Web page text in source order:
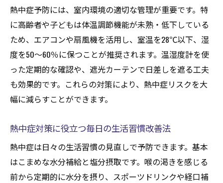
熱中症予防には、室内環境の適切な管理が重要です。特
に高齢者や子どもは体温調節機能が未熟・低下している
ため、エアコンや扇風機を活用し、室温を28℃以下、湿
度を50～60％に保つことが推奨されます。温湿度計を使
った定期的な確認や、遮光カーテンで日差しを遮る工夫
も効果的です。これらの対策により、熱中症リスクを大
幅に減らすことができます。
熱中症対策に役立つ毎日の生活習慣改善法
熱中症は日々の生活習慣の見直しで予防できます。基本
はこまめな水分補給と塩分摂取です。喉の渇きを感じる
前から定期的に水分を摂り、スポーツドリンクや経口補